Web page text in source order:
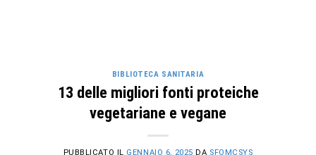
BIBLIOTECA SANITARIA
13 delle migliori fonti proteiche
vegetariane e vegane
PUBBLICATO IL GENNAIO 6, 2025 DA SFOMCSYS